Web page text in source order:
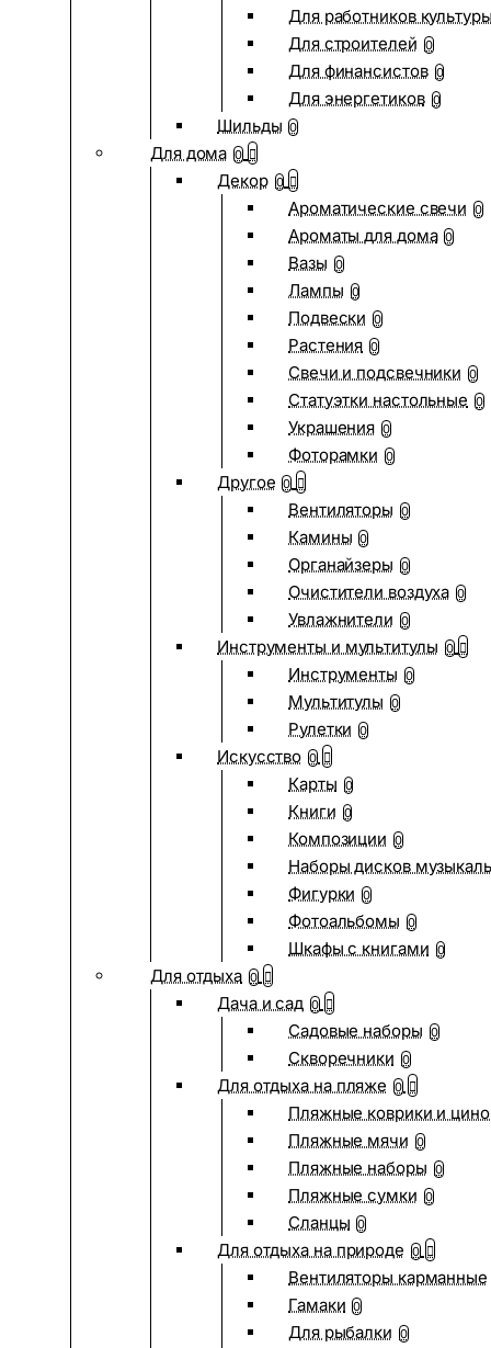
Для работников
Для строителей 0
Для финансистов 0
Для энергетиков 0
Шильды 0
Для дома 0
Декор 0
Ароматические свечи 0
Ароматы для дома 0
Вазы 0
Лампы 0
Подвески 0
Растения 0
Свечи и подсвечники 0
Статуэтки настольные 0
Украшения 0
Фоторамки 0
Другое 0
Вентиляторы 0
Камины 0
Органайзеры 0
Очистители воздуха 0
Увлажнители 0
Инструменты и мультитулы 0
Инструменты 0
Мультитулы 0
Рулетки 0
Искусство 0
Карты 0
Книги 0
Композиции 0
Наборы дисков
Фигурки 0
Фотоальбомы 0
Шкафы с книгами 0
Для отдыха 0
Дача и сад 0
Садовые наборы 0
Скворечники 0
Для отдыха на пляже 0
Пляжные коврики и
Пляжные мячи 0
Пляжные наборы 0
Пляжные сумки 0
Сланцы 0
Для отдыха на природе 0
Вентиляторы карманные
Гамаки 0
Для рыбалки 0